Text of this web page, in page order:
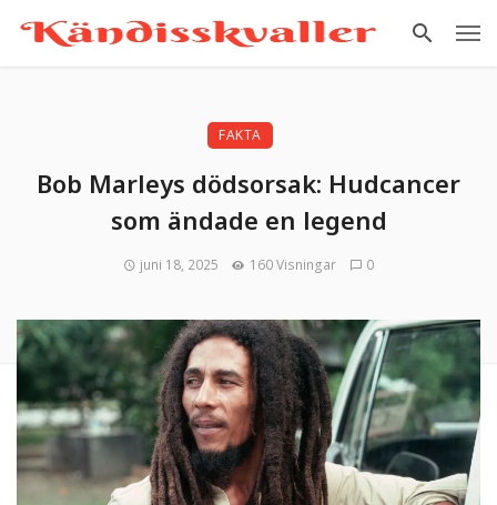
FAKTA
Bob Marleys dödsorsak: Hudcancer
som ändade en legend
juni 18, 2025 160 Visningar 0